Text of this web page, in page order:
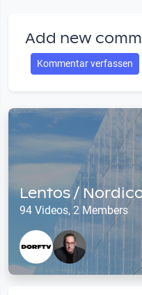
Add new
Kommentar verfassen
Lentos /
94 Videos, 2 Members